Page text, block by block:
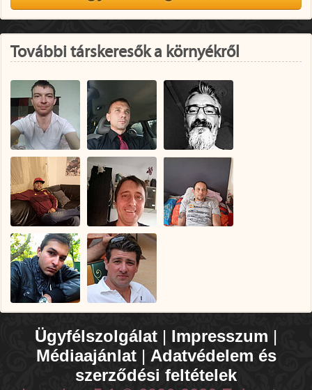
További társkeresők a környékről
Ügyfélszolgálat | Impresszum |
Médiaajánlat| Adatvédelem és
szerződési feltételek